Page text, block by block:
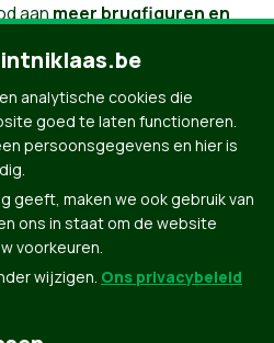
aanmeer brugfiguren en
en overleg met
sociaal programma
analytische cookies die
goed te laten functioneren.
persoonsgegevens en hier is
geeft, maken we ook gebruik van
ons in staat om de website
voorkeuren.
wijzigen. Ons privacybeleid